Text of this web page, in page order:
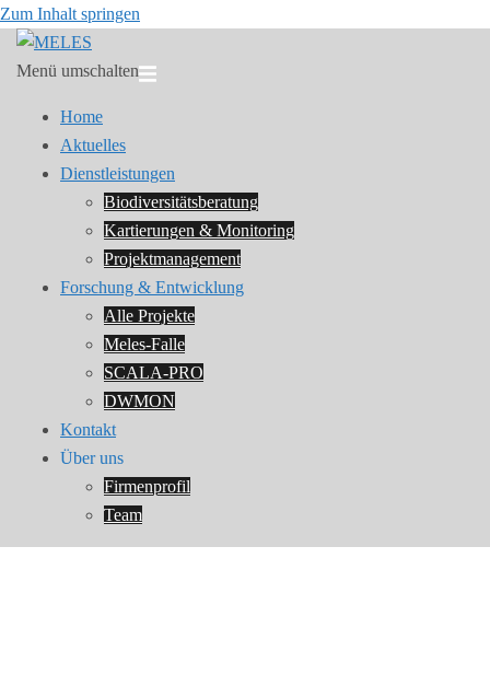
Zum Inhalt springen
Menü umschalten
Home
Aktuelles
Dienstleistungen
Biodiversitätsberatung
Kartierungen & Monitoring
Projektmanagement
Forschung & Entwicklung
Alle Projekte
Meles-Falle
SCALA-PRO
DWMON
Kontakt
Über uns
Firmenprofil
Team